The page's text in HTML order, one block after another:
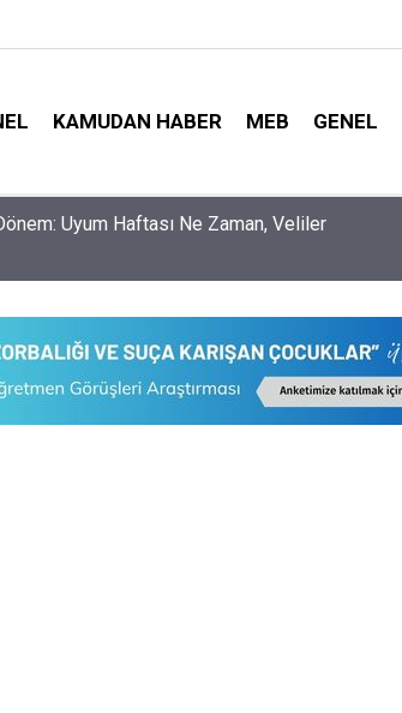
KAMUDAN HABER MEB GENEL
Uyum Haftası Ne Zaman, Veliler